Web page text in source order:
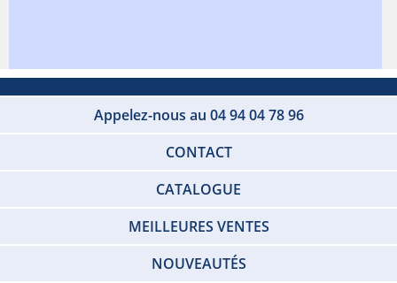
Appelez-nous au 04 94 04 78 96
CONTACT
CATALOGUE
MEILLEURES VENTES
NOUVEAUTÉS